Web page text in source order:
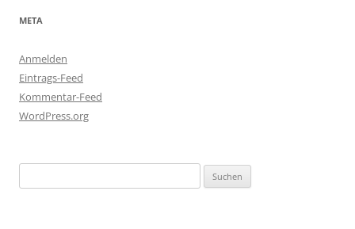
META
Anmelden
Eintrags-Feed
Kommentar-Feed
WordPress.org
nach: